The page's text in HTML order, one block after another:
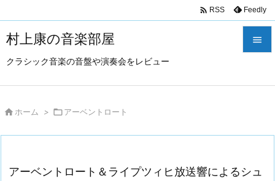
村上康の音楽部屋
クラシック音楽の音盤や演奏会をレビュー

次へ
 RSS Feedly
 ホーム > アーベントロート
アーベントロート＆ライプツィヒ放送響によるシュ